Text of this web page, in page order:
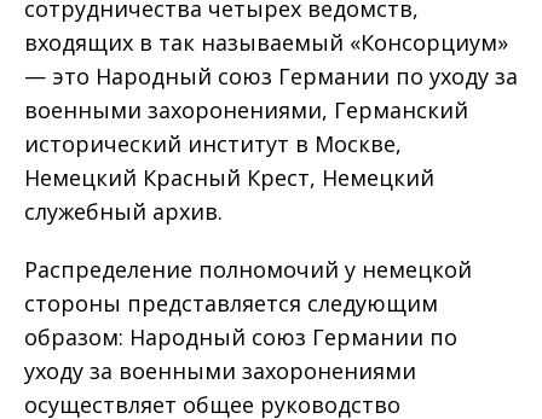
сотрудничества четырех ведомств,
входящих в так называемый «Консорциум»
— это Народный союз Германии по уходу за
военными захоронениями, Германский
исторический институт в Москве,
Немецкий Красный Крест, Немецкий
служебный архив.
Распределение полномочий у немецкой
стороны представляется следующим
образом: Народный союз Германии по
уходу за военными захоронениями
осуществляет общее руководство